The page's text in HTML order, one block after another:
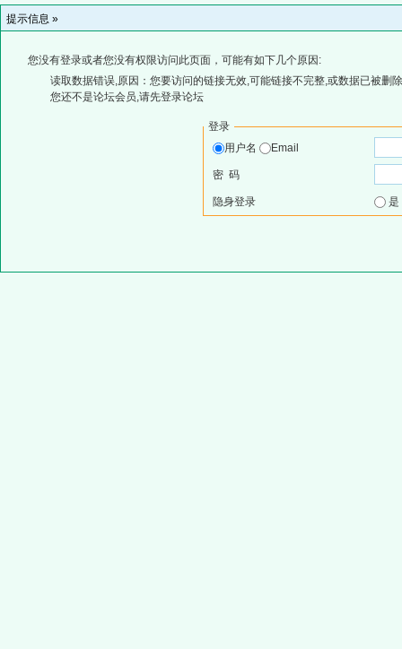
提示信息 »
您没有登录或者您没有权限访问此页面，可能有如下几个原因:
读取数据错误,原因：您要访问的链接无效,可能链接不完整,或数据已被删
您还不是论坛会员,请先登录论坛
登录
用户名
Email
密 码
隐身登录